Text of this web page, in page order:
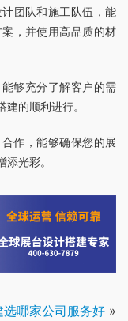
团队和施工队伍，能
，并使用高品质的材
够充分了解客户的需
的顺利进行。
作，能够确保您的展
光彩。
哪家公司服务好 »